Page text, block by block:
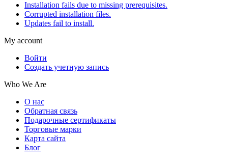
Installation fails due to missing prerequisites.
Corrupted installation files.
Updates fail to install.
My account
Войти
Создать учетную запись
Who We Are
О нас
Обратная связь
Подарочные сертификаты
Торговые марки
Карта сайта
Блог